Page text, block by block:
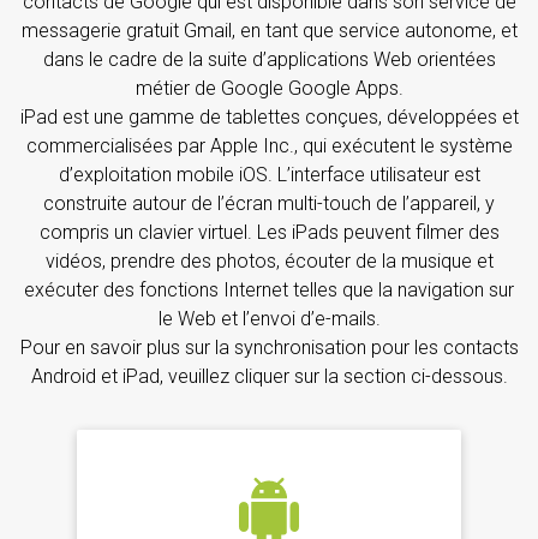
messagerie gratuit Gmail, en tant que service autonome, et
dans le cadre de la suite d’applications Web orientées
métier de Google Google Apps.
iPad est une gamme de tablettes conçues, développées et
commercialisées par Apple Inc., qui exécutent le système
d’exploitation mobile iOS. L’interface utilisateur est
construite autour de l’écran multi-touch de l’appareil, y
compris un clavier virtuel. Les iPads peuvent filmer des
vidéos, prendre des photos, écouter de la musique et
exécuter des fonctions Internet telles que la navigation sur
le Web et l’envoi d’e-mails.
Pour en savoir plus sur la synchronisation pour les contacts
Android et iPad, veuillez cliquer sur la section ci-dessous.